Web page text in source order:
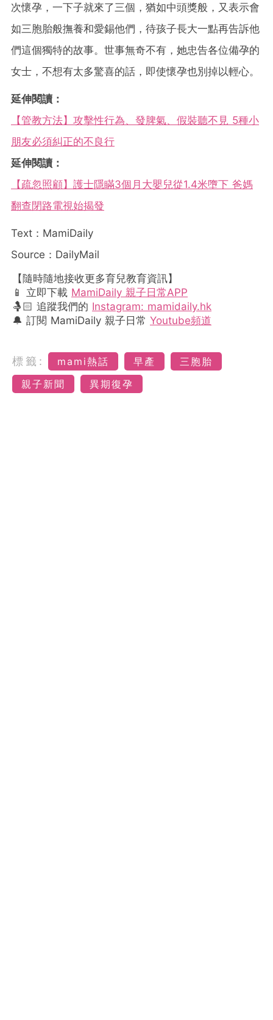
次懷孕，一下子就來了三個，猶如中頭獎般，又表示會
如三胞胎般撫養和愛錫他們，待孩子長大一點再告訴他
們這個獨特的故事。世事無奇不有，她忠告各位備孕的
女士，不想有太多驚喜的話，即使懷孕也別掉以輕心。
延伸閱讀：
【管教方法】攻擊性行為、發脾氣、假裝聽不見 5種小
朋友必須糾正的不良行
延伸閱讀：
【疏忽照顧】護士隱瞞3個月大嬰兒從1.4米墮下 爸媽
翻查閉路電視始揭發
Text：MamiDaily
Source：DailyMail
【隨時隨地接收更多育兒教育資訊】
📱 立即下載 MamiDaily 親子日常APP
🤱🏻 追蹤我們的 Instagram: mamidaily.hk
🔔 訂閱 MamiDaily 親子日常 Youtube頻道
標籤: mami熱話 早產
三胞胎
親子新聞
異期復孕